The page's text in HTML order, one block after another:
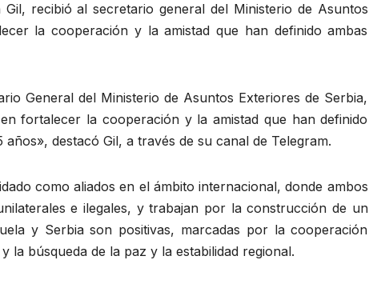
recibió al secretario general del Ministerio de Asuntos
la cooperación y la amistad que han definido ambas
General del Ministerio de Asuntos Exteriores de Serbia,
fortalecer la cooperación y la amistad que han definido
destacó Gil, a través de su canal de Telegram.
como aliados en el ámbito internacional, donde ambos
e ilegales, y trabajan por la construcción de un
y Serbia son positivas, marcadas por la cooperación
búsqueda de la paz y la estabilidad regional.